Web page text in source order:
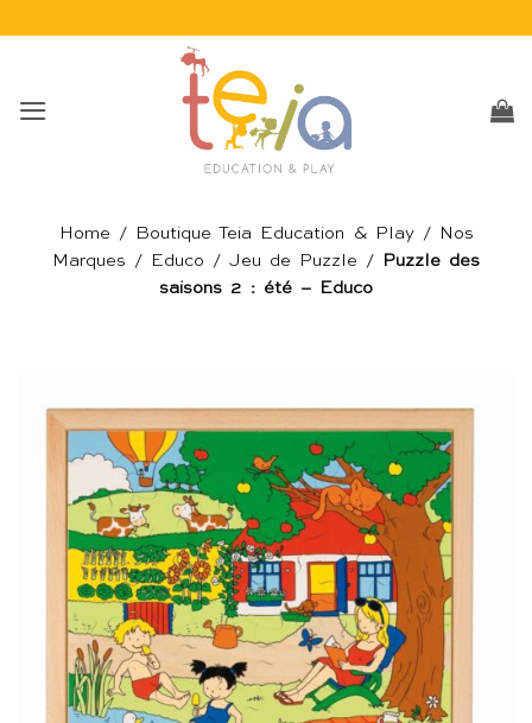
Home / Boutique Teia Education & Play/
Nos
Marques / Educo / Jeu de Puzzle /
Puzzle des
saisons 2 : été – Educo